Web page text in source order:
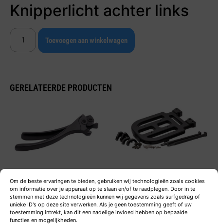
Om de beste ervaringen te bieden, gebruiken wij technologieën zoals cookies
om informatie over je apparaat op te slaan en/of te raadplegen. Door in te
stemmen met deze technologieën kunnen wij gegevens zoals surfgedrag of
unieke ID's op deze site verwerken. Als je geen toestemming geeft of uw
toestemming intrekt, kan dit een nadelige invloed hebben op bepaalde
functies en mogelijkheden.
Knipperlicht achter links
Toevoegen aan winkelwagen
GERELATEERDE PRODUCTEN
REMHENDEL VOOR LOS –
RECHTS
€22,00 INCL. 21% BTW
BAGAGEDRAGER
€75,00 INCL. 21% BTW